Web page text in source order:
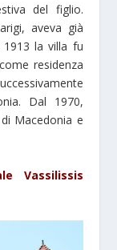
del figlio.
aveva già
la villa fu
residenza
Dal 1970,
Macedonia e
Vassilissis